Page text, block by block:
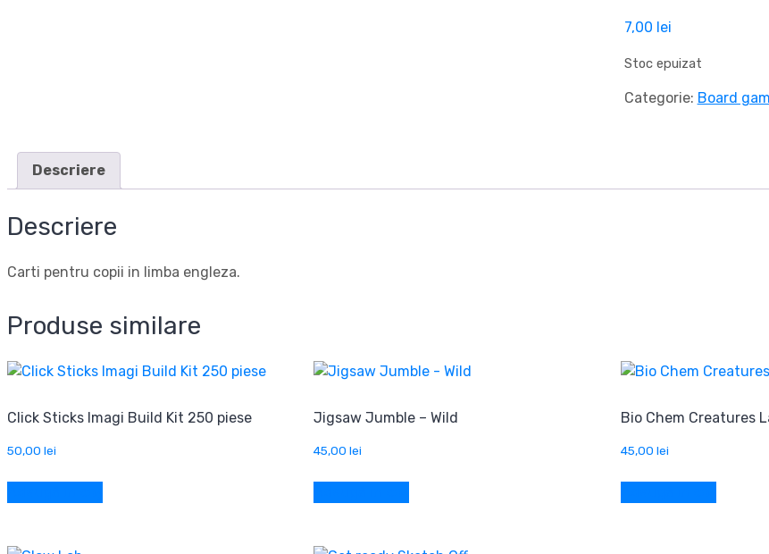
7,00 lei
Stoc epuizat
Categorie: Board
Descriere
Descriere
Carti pentru copii in limba engleza.
Produse similare
Click Sticks Imagi Build Kit 250 piese
50,00 lei
Jigsaw Jumble – Wild
45,00lei
Bio Chem Creatures
45,00 lei